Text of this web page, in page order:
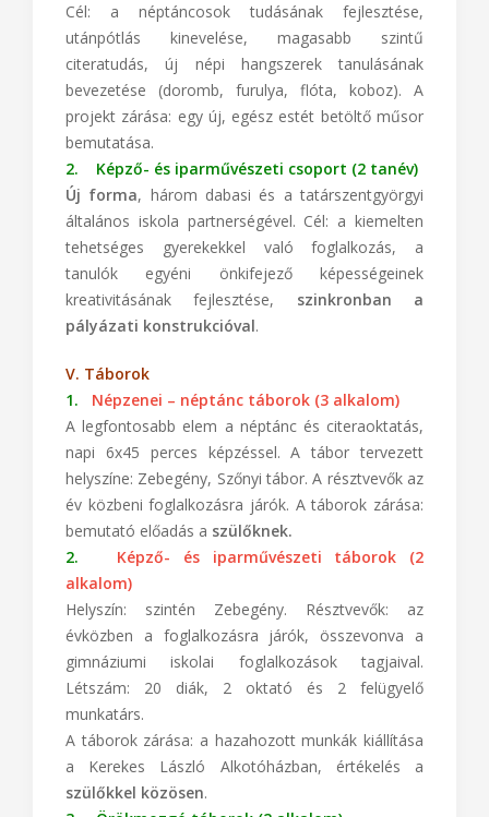
Cél: a néptáncosok tudásának fejlesztése,
utánpótlás kinevelése, magasabb szintű
citeratudás, új népi hangszerek tanulásának
bevezetése (doromb, furulya, flóta, koboz). A
projekt zárása: egy új, egész estét betöltő műsor
bemutatása.
2. Képző- és iparművészeti csoport (2 tanév)
Új forma, három dabasi és a tatárszentgyörgyi
általános iskola partnerségével. Cél: a kiemelten
tehetséges gyerekekkel való foglalkozás, a
tanulók egyéni önkifejező képességeinek
kreativitásának fejlesztése, szinkronban a
pályázati konstrukcióval.
V. Táborok
1.
Népzenei – néptánc táborok (3 alkalom)
A legfontosabb elem a néptánc és citeraoktatás,
napi 6x45 perces képzéssel. A tábor tervezett
helyszíne: Zebegény, Szőnyi tábor. A résztvevők az
év közbeni foglalkozásra járók. A táborok zárása:
bemutató előadás a szülőknek.
2.
Képző- és iparművészeti táborok (2
alkalom)
Helyszín: szintén Zebegény. Résztvevők: az
évközben a foglalkozásra járók, összevonva a
gimnáziumi iskolai foglalkozások tagjaival.
Létszám: 20 diák, 2 oktató és 2 felügyelő
munkatárs.
A táborok zárása: a hazahozott munkák kiállítása
a Kerekes László Alkotóházban, értékelés a
szülőkkel közösen.